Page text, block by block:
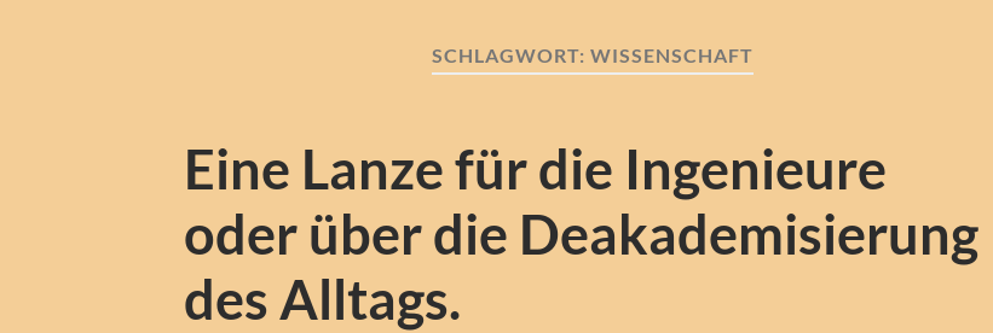
SCHLAGWORT: WISSENSCHAFT
Eine Lanze für die Ingenieure
oder über die Deakademisierung
des Alltags.